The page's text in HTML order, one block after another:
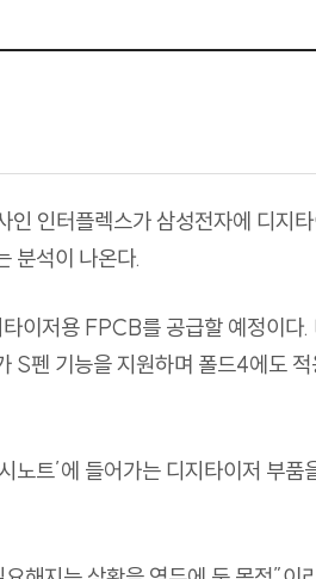
인 인터플렉스가 삼성전자에 디지
분석이 나온다.
이저용 FPCB를 공급할 예정이다.
S펜 기능을 지원하며 폴드4에도
노트’에 들어가는 디지타이저 부품